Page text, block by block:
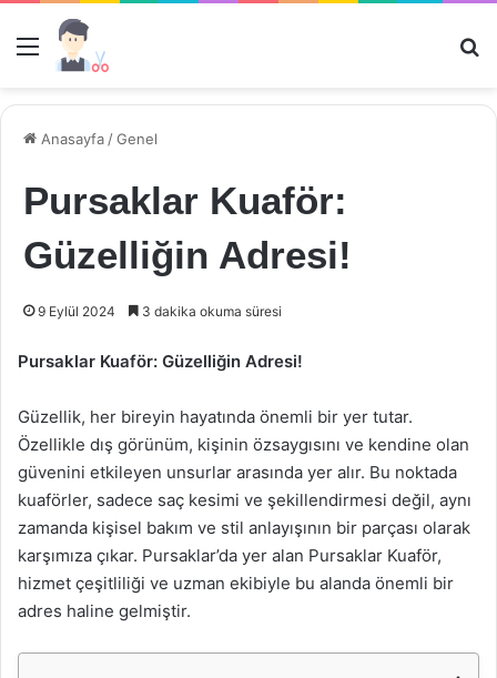
Menü
Anasayfa /Genel
Pursaklar Kuaför:
Güzelliğin Adresi!
9 Eylül 2024 3 dakika okuma süresi
Pursaklar Kuaför: Güzelliğin Adresi!
Güzellik, her bireyin hayatında önemli bir yer tutar.
Özellikle dış görünüm, kişinin özsaygısını ve kendine olan
güvenini etkileyen unsurlar arasında yer alır. Bu noktada
kuaförler, sadece saç kesimi ve şekillendirmesi değil, aynı
zamanda kişisel bakım ve stil anlayışının bir parçası olarak
karşımıza çıkar. Pursaklar’da yer alan Pursaklar Kuaför,
hizmet çeşitliliği ve uzman ekibiyle bu alanda önemli bir
adres haline gelmiştir.